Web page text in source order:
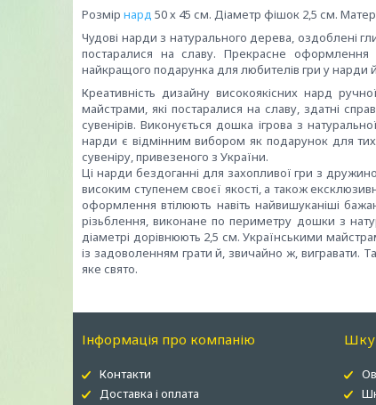
Розмір нард 50 х 45 см. Діаметр фішок 2,5 см.
Чудові нарди з натурального дерева, оздоблені
постаралися на славу. Прекрасне
найкращого подарунка для любителів гри у нарди
Креативність дизайну високоякісних нард
майстрами, які постаралися на славу, здатні
сувенірів. Виконується дошка ігрова з
нарди є відмінним вибором як подарунок для
сувеніру, привезеного з України.
Ці нарди бездоганні для захопливої гри з
високим ступенем своєї якості, а також
оформлення втілюють навіть найвишуканіші
різьблення, виконане по периметру дошки з
діаметрі дорівнюють 2,5 см. Українськими
із задоволенням грати й, звичайно ж, вигравати.
яке свято.
Інформація про компанію
Контакти
Доставка і оплата